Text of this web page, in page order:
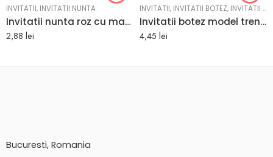
INVITATII, INVITATII NUNTA
Invitatii nunta roz cu masina de epoca 19.5 x 9.7 cm
2,88 lei
INVITATII, INVITATII BOTEZ, INVITATII BOTEZ BAIAT
Invitatii botez model trenulet model bleu 12 cm x 16 cm
4,45 lei
Bucuresti, Romania